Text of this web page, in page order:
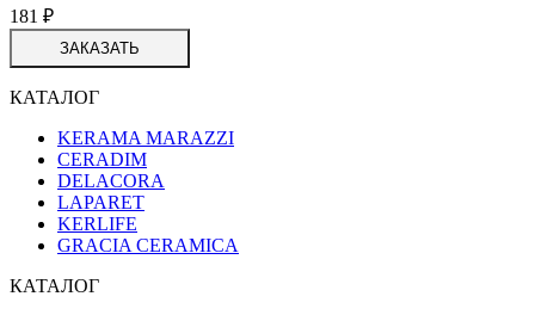
181 ₽
ЗАКАЗАТЬ
КАТАЛОГ
KERAMA MARAZZI
CERADIM
DELACORA
LAPARET
KERLIFE
GRACIA CERAMICA
КАТАЛОГ